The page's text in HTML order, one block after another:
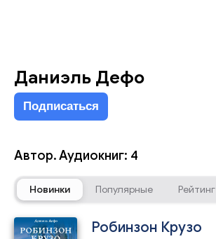
Даниэль Дефо
Подписаться
Автор. Аудиокниг: 4
Новинки Популярные Рейтинг
Робинзон Крузо